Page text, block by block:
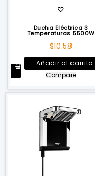
Ducha Eléctrica 3
Temperaturas 5500W
$10.58
Añadir al carrito
Compare